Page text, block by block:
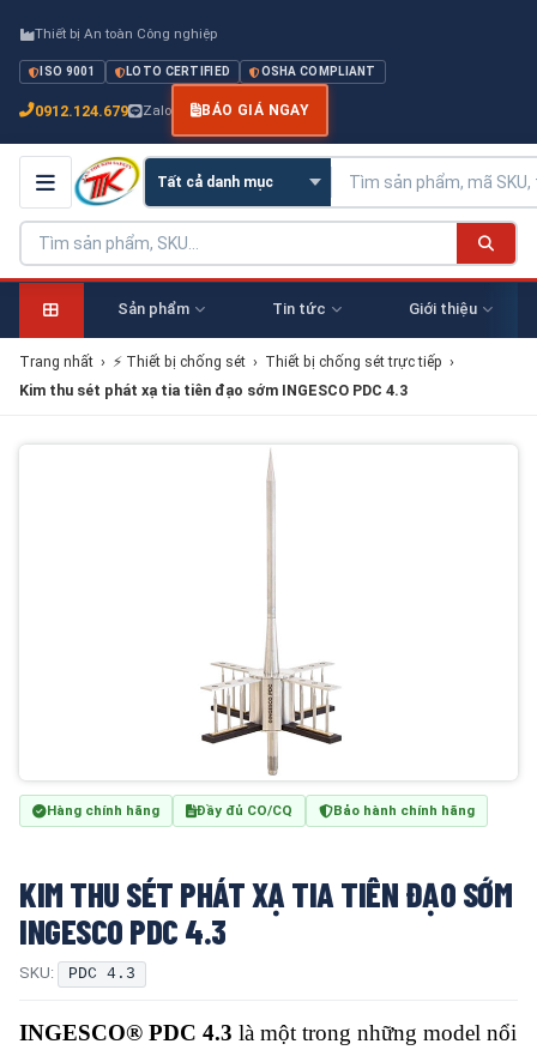
Thiết bị An toàn Công nghiệp
ISO 9001 LOTO CERTIFIED OSHA COMPLIANT
0912.124.679 Zalo BÁO GIÁ NGAY
Sản phẩm Tin tức Giới thiệu
Trang nhất › ⚡ Thiết bị chống sét › Thiết bị chống sét trực tiếp ›
Kim thu sét phát xạ tia tiên đạo sớm INGESCO PDC 4.3
Hàng chính hãng Đầy đủ CO/CQ Bảo hành chính hãng
KIM THU SÉT PHÁT XẠ TIA TIÊN ĐẠO SỚM
INGESCO PDC 4.3
SKU: PDC 4.3
INGESCO® PDC 4.3 là một trong những model nổi